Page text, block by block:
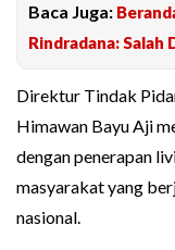
Baca Juga:
Rindradana: Salah
Direktur Tindak
Himawan Bayu Aji
dengan penerapan
masyarakat yang
nasional.